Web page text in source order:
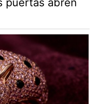
puertas abren